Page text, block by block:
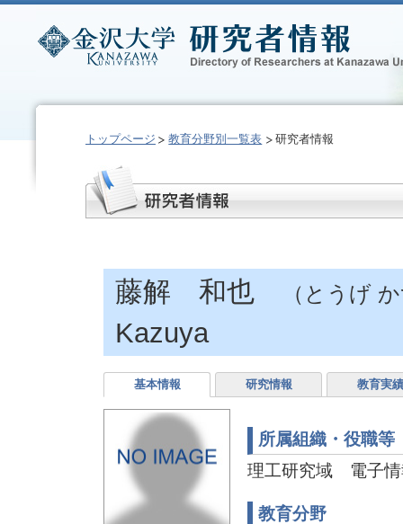
トップページ 教育分野別一覧表 研究者情報
藤解 和也 （とうげ
Kazuya
基本情報 研究情報 教育実績
所属組織・役職等
理工研究域 電子
教育分野